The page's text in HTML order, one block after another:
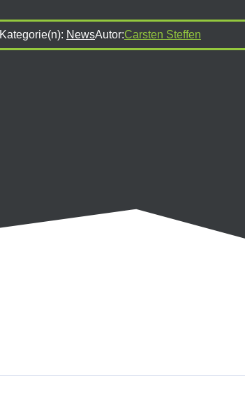
Kategorie(n): NewsAutor:Carsten Steffen